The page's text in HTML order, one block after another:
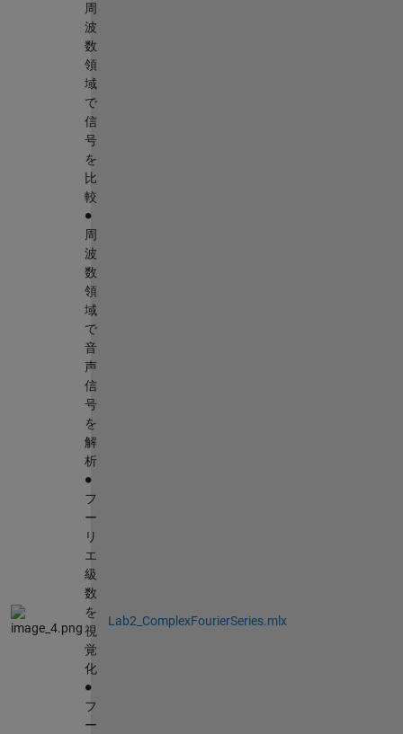
周
波
数
領
域
で
信
号
を
比
較
∙
周
波
数
領
域
で
音
声
信
号
を
解
析
∙
フ
ー
リ
エ
級
数
を
視
覚
化
∙
フ
ー
Lab2_ComplexFourierSeries.mlx